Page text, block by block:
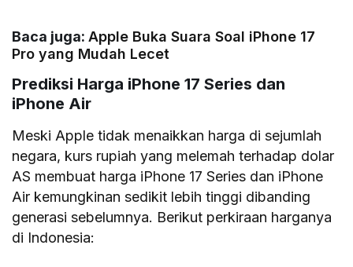
Baca juga: Apple Buka Suara Soal iPhone 17
Pro yang Mudah Lecet
Prediksi Harga iPhone 17 Series dan
iPhone Air
Meski Apple tidak menaikkan harga di sejumlah
negara, kurs rupiah yang melemah terhadap dolar
AS membuat harga iPhone 17 Series dan iPhone
Air kemungkinan sedikit lebih tinggi dibanding
generasi sebelumnya. Berikut perkiraan harganya
di Indonesia: